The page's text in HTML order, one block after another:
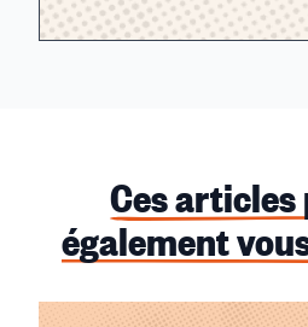
Ces articles
également